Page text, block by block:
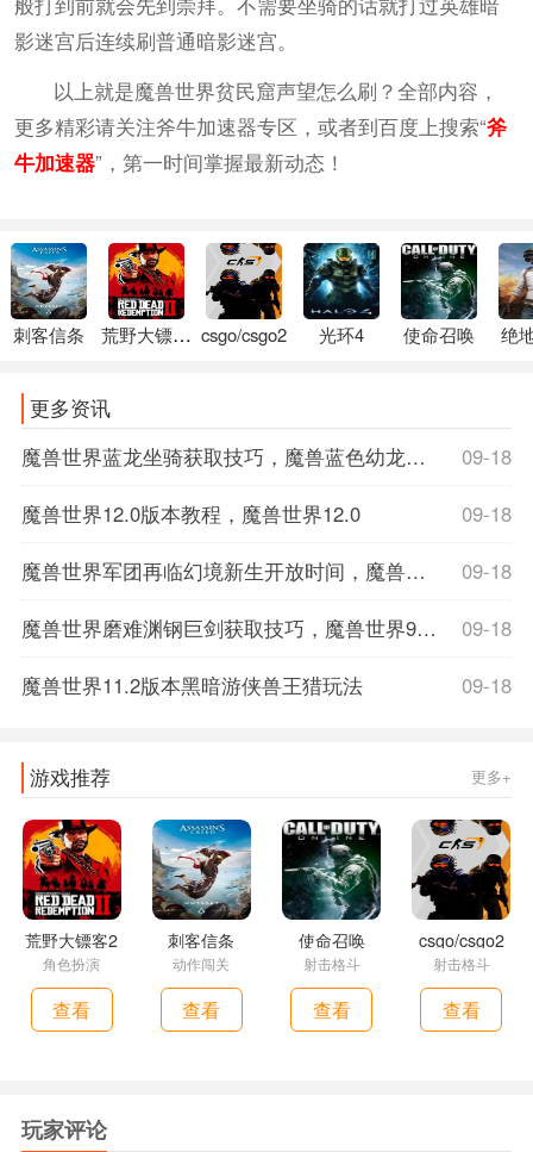
影迷宫后连续刷普通暗影迷宫。
以上就是魔兽世界贫民窟声望怎么刷？全部内容，
更多精彩请关注斧牛加速器专区，或者到百度上搜索“斧
牛加速器”，第一时间掌握最新动态！
刺客信条 荒野大镖客2 csgo/csgo2 光环4 使命召唤 绝
更多资讯
09-18
魔兽世界蓝龙坐骑获取技巧，魔兽蓝色幼龙坐骑
09-18
魔兽世界12.0版本教程，魔兽世界12.0
09-18
魔兽世界军团再临幻境新生开放时间，魔兽世界军团再临数据库
09-18
魔兽世界磨难渊钢巨剑获取技巧，魔兽世界9.1磨难词缀
09-18
魔兽世界11.2版本黑暗游侠兽王猎玩法
游戏推荐 更多+
荒野大镖客2
角色扮演
查看
刺客信条
动作闯关
查看
使命召唤
射击格斗
查看
csgo/csgo2
射击格斗
查看
玩家评论